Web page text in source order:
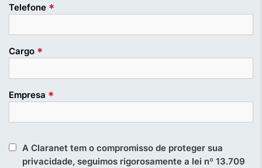
Telefone *
Cargo *
Empresa *
A Claranet tem o compromisso de proteger sua
privacidade, seguimos rigorosamente a lei nº 13.709